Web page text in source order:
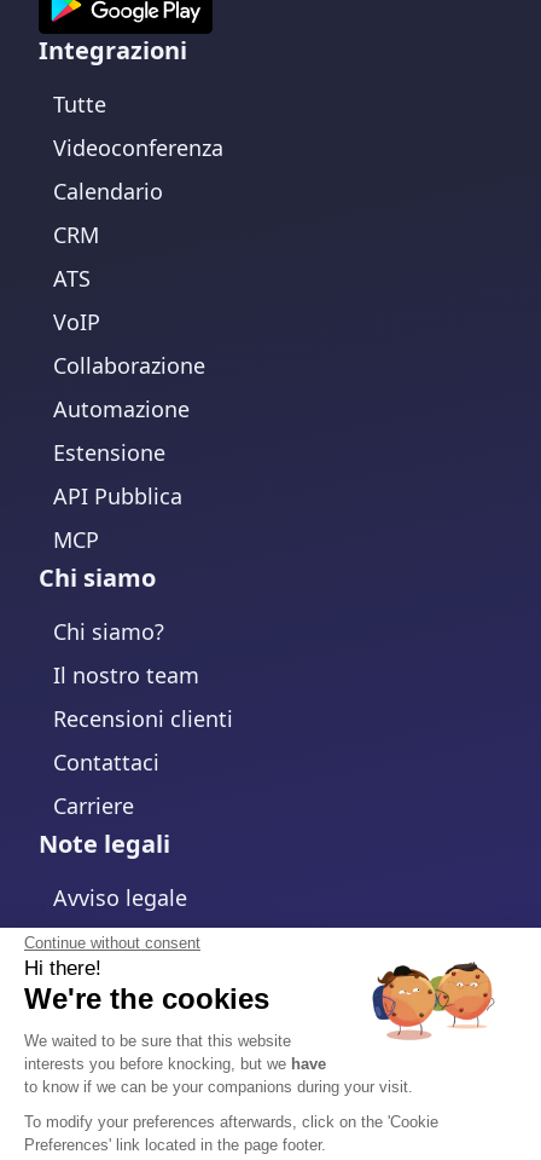
Continue without consent
Hi there!
We're the cookies
We waited to be sure that this website
interests you before knocking, but we have
to know if we can be your companions during your visit.
To modify your preferences afterwards, click on the 'Cookie
Preferences' link located in the page footer.
Integrazioni
Tutte
Videoconferenza
Calendario
CRM
ATS
VoIP
Collaborazione
Automazione
Estensione
API Pubblica
MCP
Chi siamo
Chi siamo?
Il nostro team
Recensioni clienti
Contattaci
Carriere
Note legali
Avviso legale
Informativa sulla Privacy
Politica sui cookie
Modifica impostazioni cookie
Termini e Condizioni
Accordo sul Trattamento dei Dati